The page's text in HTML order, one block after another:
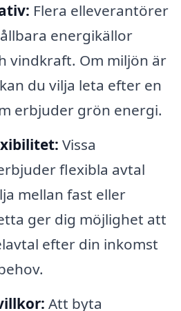
Flera elleverantörer
energikällor
vindkraft. Om miljön är
du vilja leta efter en
erbjuder grön energi.
Vissa
flexibla avtal
mellan fast eller
ger dig möjlighet att
efter din inkomst
Att byta